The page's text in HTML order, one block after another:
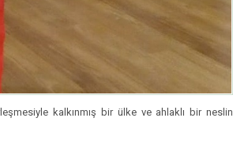
kalkınmış bir ülke ve ahlaklı bir neslin